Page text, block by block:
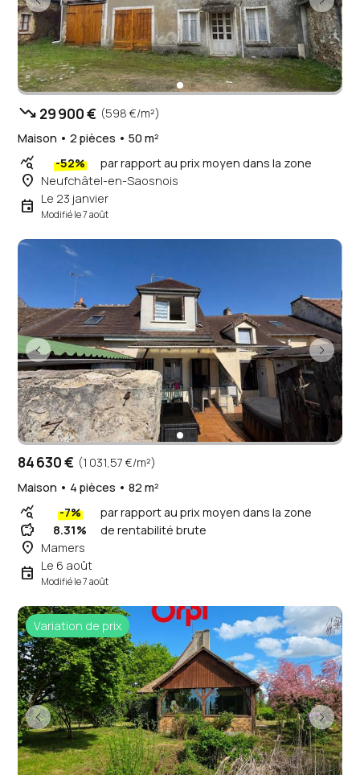
trending_down 29 900 € (598 €/m²)
Maison • 2 pièces • 50 m²
query_stats -52% par rapport au prix moyen dans la zone
place Neufchâtel-en-Saosnois
event Le 23 janvier
Modifié le 7 août
84 630 € (1 031,57 €/m²)
Maison • 4 pièces • 82 m²
query_stats -7% par rapport au prix moyen dans la zone
savings 8.31% de rentabilité brute
place Mamers
event Le 6 août
Modifié le 7 août
Variation de prix